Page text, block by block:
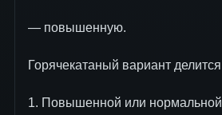
— повышенную.
Горячекатаный вариант
1. Повышенной или нормальной